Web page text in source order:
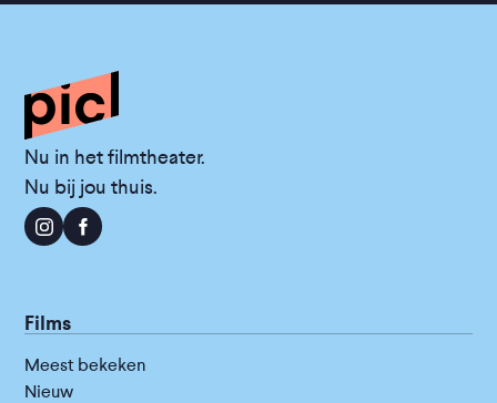
Nu in het filmtheater.
Nu bij jou thuis.
Films
Meest bekeken
Nieuw